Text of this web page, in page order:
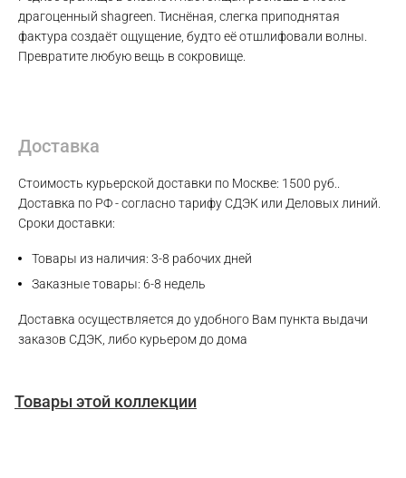
драгоценный shagreen. Тиснёная, слегка приподнятая
фактура создаёт ощущение, будто её отшлифовали волны.
Превратите любую вещь в сокровище.
Доставка
Стоимость курьерской доставки по Москве: 1500 руб..
Доставка по РФ - согласно тарифу СДЭК или Деловых линий.
Сроки доставки:
Товары из наличия: 3-8 рабочих дней
Заказные товары: 6-8 недель
Доставка осуществляется до удобного Вам пункта выдачи
заказов СДЭК, либо курьером до дома
Товары этой коллекции